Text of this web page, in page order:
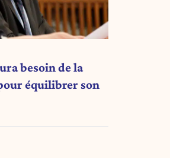
besoin de la
équilibrer son